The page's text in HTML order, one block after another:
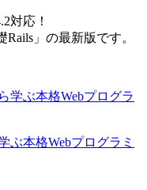
対応！
」の最新版です。
ぶ本格Webプログラミ